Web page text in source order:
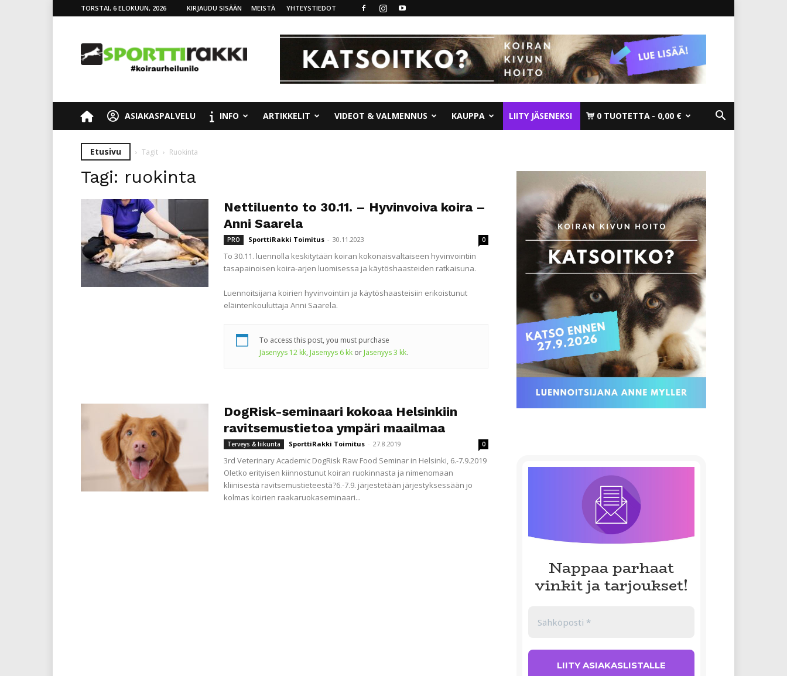
TORSTAI, 6 ELOKUUN, 2026 KIRJAUDU SISÄÄN MEISTÄ YHTEYSTIEDOT
ASIAKASPALVELU INFO ARTIKKELIT VIDEOT & VALMENNUS KAUPPA LIITY JÄSENEKSI 0 TUOTETTA 0,00 €
Etusivu Tagit Ruokinta
Tagi: ruokinta
Nettiluento to 30.11. – Hyvinvoiva koira –
Anni Saarela
PRO SporttiRakki Toimitus - 30.11.2023 0
To 30.11. luennolla keskitytään koiran kokonaisvaltaiseen hyvinvointiin
tasapainoisen koira-arjen luomisessa ja käytöshaasteiden ratkaisuna.
Luennoitsijana koirien hyvinvointiin ja käytöshaasteisiin erikoistunut
eläintenkouluttaja Anni Saarela.
To access this post, you must purchase
Jäsenyys 12 kk, Jäsenyys 6 kk or Jäsenyys 3 kk.
DogRisk-seminaari kokoaa Helsinkiin
ravitsemustietoa ympäri maailmaa
Terveys & liikunta SporttiRakki Toimitus - 27.8.2019 0
3rd Veterinary Academic DogRisk Raw Food Seminar in Helsinki, 6.-7.9.2019
Oletko erityisen kiinnostunut koiran ruokinnasta ja nimenomaan
kliinisestä ravitsemustieteestä?6.-7.9. järjestetään järjestyksessään jo
kolmas koirien raakaruokaseminaari...
Nappaa parhaat
vinkit ja tarjoukset!